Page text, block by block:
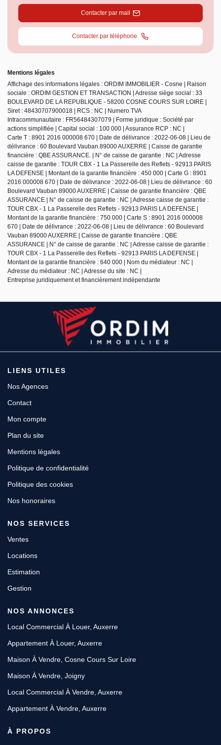
Contacter par mail
Contacter par téléphone
Mentions légales
Affichage des informations légales : ORDIM IMMOBILIER - Cosne | Raison
sociale : ORDIM GESTION ET TRANSACTION | Adresse siège social : 33
BOULEVARD DE LA REPUBLIQUE - 58200 COSNE COURS SUR LOIRE |
Siret : 48430707900018 | RCS : NC | Numero TVA
Intracommunautaire : FR56484307079 | Forme juridique : Société par
actions simplifiée | Capital social : 100 000 | Assurance RCP : NC |
Carte T : 8901 2016 000008 670 | Date de délivrance : 2022-06-08 | Lieu de
délivrance : 60 Boulevard Vauban 89000 AUXERRE | Caisse de garantie
financière : QBE ASSURANCE. | N° de caisse de garantie : NC | Adresse
caisse de garantie : TOUR CBX - 1 La Passerelle des Reflets - 92913 PARIS
LA DEFENSE | Montant de la garantie financière : 450 000 | Carte G : 8901
2016 000008 670 | Date de délivrance : 2022-06-08 | Lieu de délivrance : 60
Boulevard Vauban 89000 AUXERRE | Caisse de garantie financière : QBE
ASSURANCE | N° de caisse de garantie : NC | Adresse caisse de garantie :
TOUR CBX - 1 La Passerelle des Reflets - 92913 PARIS LA DEFENSE |
Montant de la garantie financière : 750 000 | Carte S : 8901 2016 000008
670 | Date de délivrance : 2022-06-08 | Lieu de délivrance : 60 Boulevard
Vauban 89000 AUXERRE | Caisse de garantie financière : QBE
ASSURANCE | N° de caisse de garantie : NC | Adresse caisse de garantie :
TOUR CBX - 1 La Passerelle des Reflets - 92913 PARIS LA DEFENSE |
Montant de la garantie financière : 640 000 | Nom du médiateur : NC |
Adresse du médiateur : NC | Adresse du site : NC |
Entreprise juridiquement et financièrement indépendante
LIENS UTILES
Nos Agences
Contact
Mon compte
Plan du site
Mentions légales
Politique de confidentialité
Politique des cookies
Nos honoraires
NOS SERVICES
Ventes
Locations
Estimation
Gestion
NOS ANNONCES
Local Commercial À Louer, Auxerre
Appartement À Louer, Auxerre
Maison À Vendre, Cosne Cours Sur Loire
Maison À Vendre, Joigny
Local Commercial À Vendre, Auxerre
Appartement À Vendre, Auxerre
À PROPOS